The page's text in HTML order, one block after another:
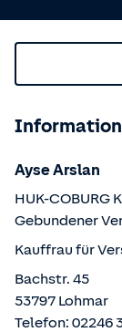
Ayse Arslan
HUK-COBURG
Gebundener
Kauffrau für
Bachstr. 45
53797 Lohmar
Telefon: 02246